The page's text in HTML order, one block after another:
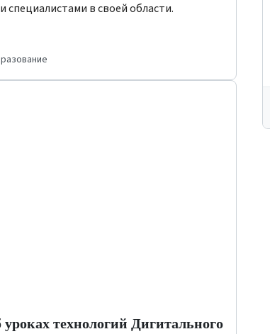
в своей области.
технологий Дигитального